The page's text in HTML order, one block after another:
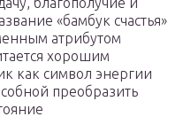
«бамбук счастья»
атрибутом
хорошим
как символ энергии
преобразить